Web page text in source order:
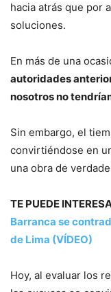
hacia atrás que por
soluciones.
En más de una
autoridades
nosotros no
Sin embargo, el
convirtiéndose en
una obra de
TE PUEDE
Barranca se
de Lima (VÍDEO)
Hoy, al evaluar los